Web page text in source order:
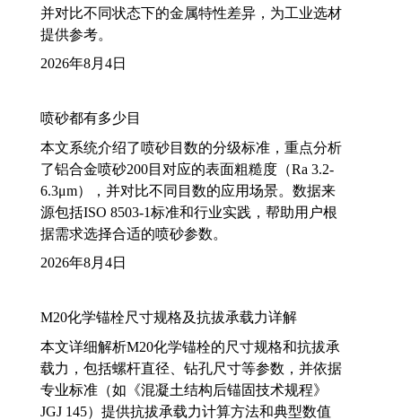
并对比不同状态下的金属特性差异，为工业选材
提供参考。
2026年8月4日
喷砂都有多少目
本文系统介绍了喷砂目数的分级标准，重点分析
了铝合金喷砂200目对应的表面粗糙度（Ra 3.2-
6.3μm），并对比不同目数的应用场景。数据来
源包括ISO 8503-1标准和行业实践，帮助用户根
据需求选择合适的喷砂参数。
2026年8月4日
M20化学锚栓尺寸规格及抗拔承载力详解
本文详细解析M20化学锚栓的尺寸规格和抗拔承
载力，包括螺杆直径、钻孔尺寸等参数，并依据
专业标准（如《混凝土结构后锚固技术规程》
JGJ 145）提供抗拔承载力计算方法和典型数值